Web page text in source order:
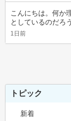
こんにちは。何か
としているのだろ
1日前
トピック
新着